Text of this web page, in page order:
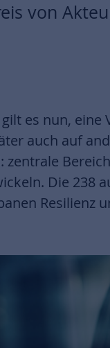
von
es nun,
auch auf
zentrale
Die 238
Resilienz